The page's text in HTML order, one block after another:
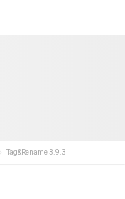
Tag&Rename 3.9.3